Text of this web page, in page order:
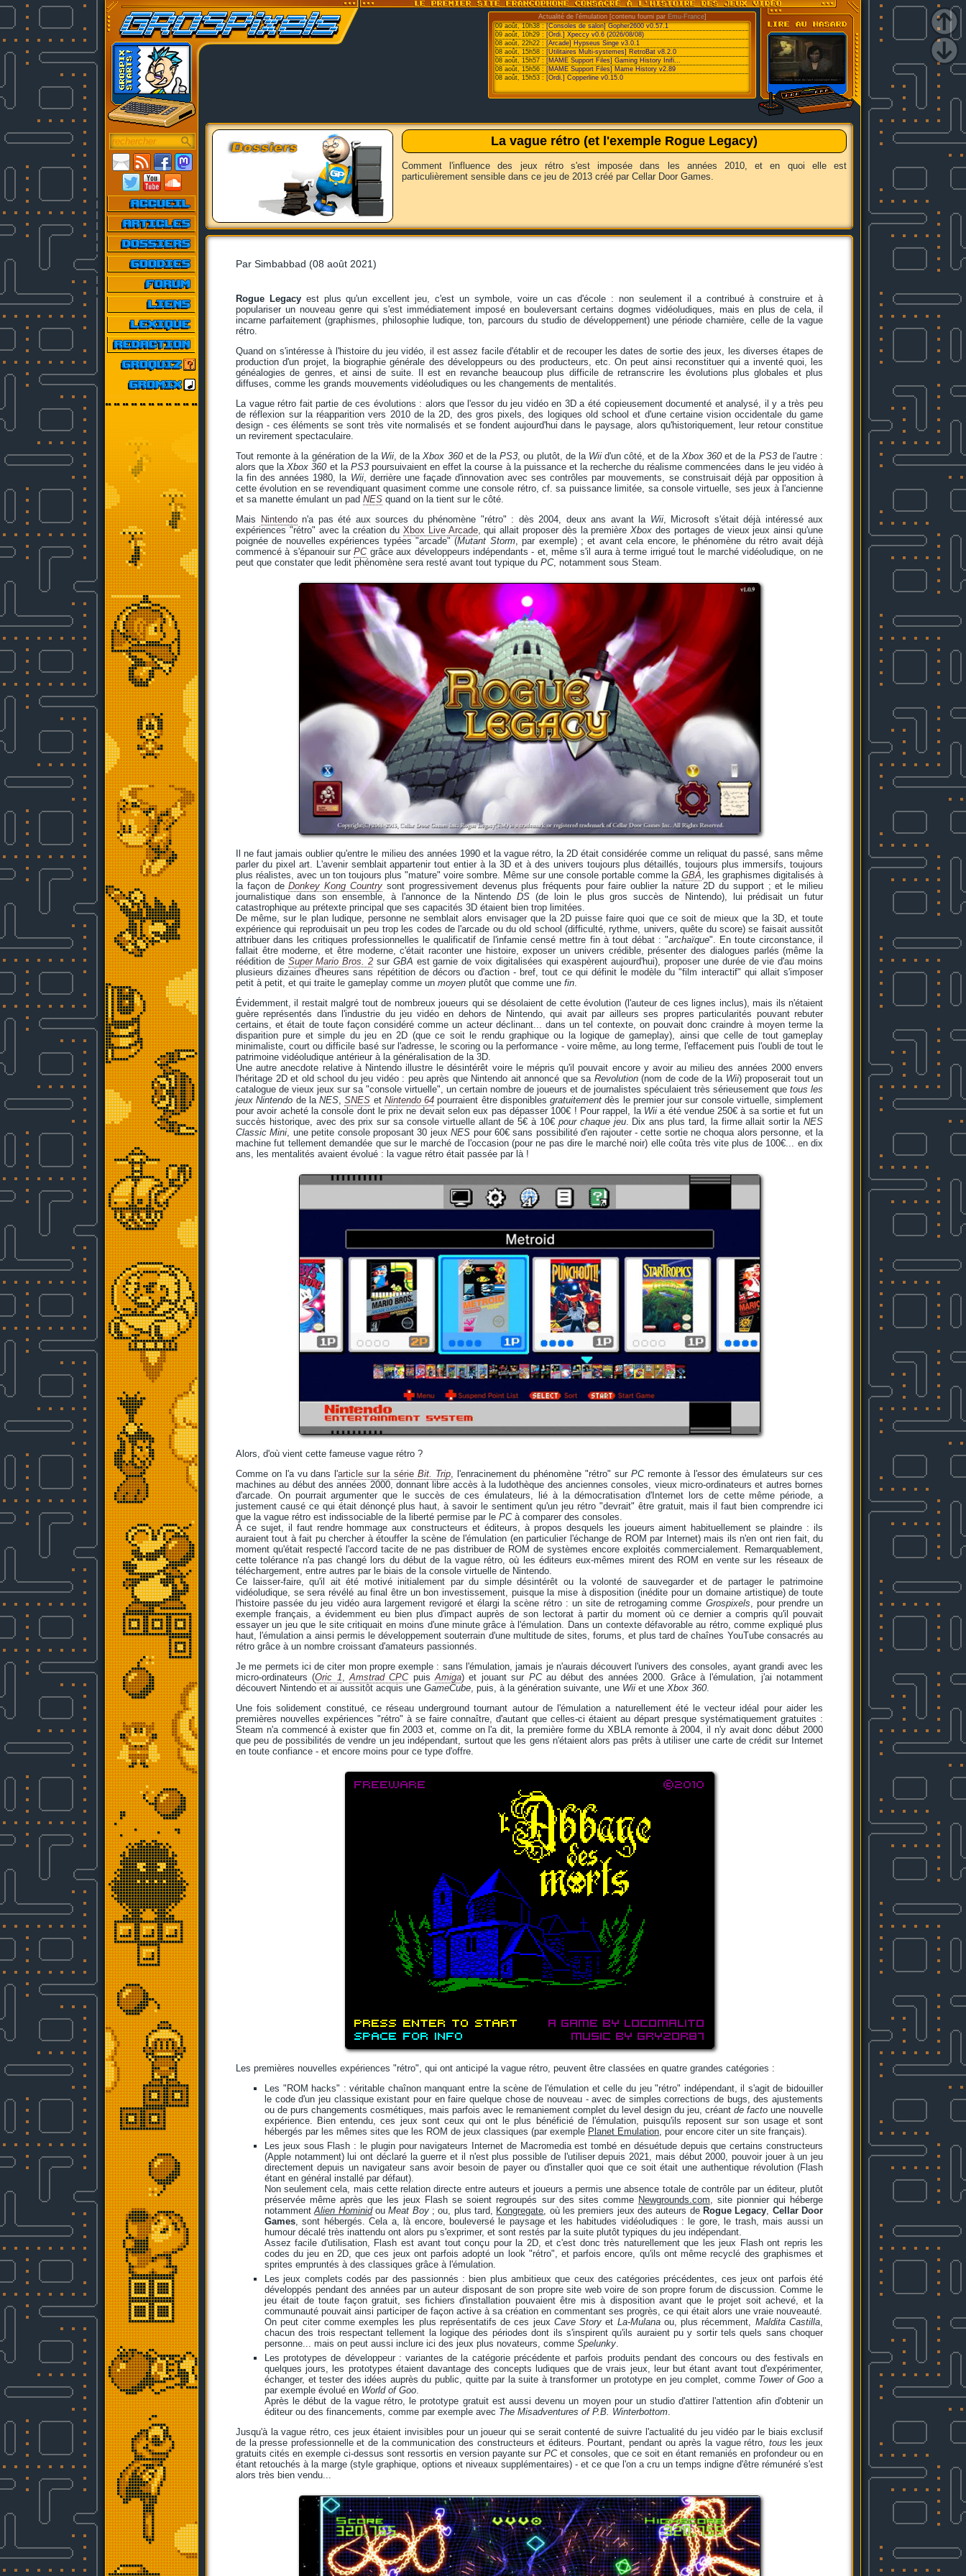
Actualité de l'émulation [contenu fourni par Emu-France]
09 août, 10h38 :[Consoles de salon] Gopher2600 v0.57.1
09 août, 10h29 : [Ordi.] Xpeccy v0.6 (2026/08/08)
08 août, 22h22 : [Arcade] Hypseus Singe v3.0.1
08 août, 15h58 : [Utilitaires Multi-systemes] RetroBat v8.2.0
08 août, 15h57 : [MAME Support Files] Gaming History Inifi...
08 août, 15h56 : [MAME Support Files] Mame History v2.89
08 août, 15h53 : [Ordi.] Copperline v0.15.0
La vague rétro (et l'exemple Rogue Legacy)
Comment l'influence des jeux rétro s'est imposée dans les années 2010, et en quoi elle est
particulièrement sensible dans ce jeu de 2013 créé par Cellar Door Games.
Par Simbabbad (08 août 2021)
Rogue Legacyest plus qu'un excellent jeu, c'est un symbole, voire un cas d'école : non seulement il a contribué à construire et à
populariser un nouveau genre qui s'est immédiatement imposé en bouleversant certains dogmes vidéoludiques, mais en plus de cela, il
incarne parfaitement (graphismes, philosophie ludique, ton, parcours du studio de développement) une période charnière, celle de la vague
rétro.
Quand on s'intéresse à l'histoire du jeu vidéo, il est assez facile d'établir et de recouper les dates de sortie des jeux, les diverses étapes de
production d'un projet, la biographie générale des développeurs ou des producteurs, etc. On peut ainsi reconstituer qui a inventé quoi, les
généalogies de genres, et ainsi de suite. Il est en revanche beaucoup plus difficile de retranscrire les évolutions plus globales et plus
diffuses, comme les grands mouvements vidéoludiques ou les changements de mentalités.
La vague rétro fait partie de ces évolutions : alors que l'essor du jeu vidéo en 3D a été copieusement documenté et analysé, il y a très peu
de réflexion sur la réapparition vers 2010 de la 2D, des gros pixels, des logiques old school et d'une certaine vision occidentale du game
design - ces éléments se sont très vite normalisés et se fondent aujourd'hui dans le paysage, alors qu'historiquement, leur retour constitue
un revirement spectaculaire.
Tout remonte à la génération de la Wii, de laXbox 360et de laPS3, ou plutôt, de la Wiid'un côté, et de laXbox 360 et de la PS3de l'autre :
alors que laXbox 360 et la PS3poursuivaient en effet la course à la puissance et la recherche du réalisme commencées dans le jeu vidéo à
la fin des années 1980, la Wii, derrière une façade d'innovation avec ses contrôles par mouvements, se construisait déjà par opposition à
cette évolution en se revendiquant quasiment comme une console rétro, cf. sa puissance limitée, sa console virtuelle, ses jeux à l'ancienne
et sa manette émulant un pad NES quand on la tient sur le côté.
Mais
Nintendon'a pas été aux sources du phénomène "rétro" : dès 2004, deux ans avant la Wii, Microsoft s'était déjà intéressé aux
expériences "rétro" avec la création du Xbox Live Arcade, qui allait proposer dès la premièreXbox des portages de vieux jeux ainsi qu'une
poignée de nouvelles expériences typées "arcade" (Mutant Storm, par exemple) ; et avant cela encore, le phénomène du rétro avait déjà
commencé à s'épanouir surPCgrâce aux développeurs indépendants - et, même s'il aura à terme irrigué tout le marché vidéoludique, on ne
peut que constater que ledit phénomène sera resté avant tout typique du PC, notamment sous Steam.
Il ne faut jamais oublier qu'entre le milieu des années 1990 et la vague rétro, la 2D était considérée comme un reliquat du passé, sans même
parler du pixel art. L'avenir semblait appartenir tout entier à la 3D et à des univers toujours plus détaillés, toujours plus immersifs, toujours
plus réalistes, avec un ton toujours plus "mature" voire sombre. Même sur une console portable comme la GBA, les graphismes digitalisés à
la façon deDonkey Kong Country sont progressivement devenus plus fréquents pour faire oublier la nature 2D du support ; et le milieu
journalistique dans son ensemble, à l'annonce de la NintendoDS (de loin le plus gros succès de Nintendo), lui prédisait un futur
catastrophique au prétexte principal que ses capacités 3D étaient bien trop limitées.
De même, sur le plan ludique, personne ne semblait alors envisager que la 2D puisse faire quoi que ce soit de mieux que la 3D, et toute
expérience qui reproduisait un peu trop les codes de l'arcade ou du old school (difficulté, rythme, univers, quête du score) se faisait aussitôt
attribuer dans les critiques professionnelles le qualificatif de l'infamie censé mettre fin à tout débat : "archaïque". En toute circonstance, il
fallait être moderne, et être moderne, c'était raconter une histoire, exposer un univers crédible, présenter des dialogues parlés (même la
réédition de Super Mario Bros. 2 sur GBA est garnie de voix digitalisées qui exaspèrent aujourd'hui), proposer une durée de vie d'au moins
plusieurs dizaines d'heures sans répétition de décors ou d'action - bref, tout ce qui définit le modèle du "film interactif" qui allait s'imposer
petit à petit, et qui traite le gameplay comme un moyen plutôt que comme une fin.
Évidemment, il restait malgré tout de nombreux joueurs qui se désolaient de cette évolution (l'auteur de ces lignes inclus), mais ils n'étaient
guère représentés dans l'industrie du jeu vidéo en dehors de Nintendo, qui avait par ailleurs ses propres particularités pouvant rebuter
certains, et était de toute façon considéré comme un acteur déclinant... dans un tel contexte, on pouvait donc craindre à moyen terme la
disparition pure et simple du jeu en 2D (que ce soit le rendu graphique ou la logique de gameplay), ainsi que celle de tout gameplay
minimaliste, court ou difficile basé sur l'adresse, le scoring ou la performance - voire même, au long terme, l'effacement puis l'oubli de tout le
patrimoine vidéoludique antérieur à la généralisation de la 3D.
Une autre anecdote relative à Nintendo illustre le désintérêt voire le mépris qu'il pouvait encore y avoir au milieu des années 2000 envers
l'héritage 2D et old school du jeu vidéo : peu après que Nintendo ait annoncé que sa Revolution(nom de code de la Wii) proposerait tout un
catalogue de vieux jeux sur sa "console virtuelle", un certain nombre de joueurs et de journalistes spéculaient très sérieusement que tous les
jeux Nintendo de la NES,SNES et Nintendo 64 pourraient être disponibles gratuitement dès le premier jour sur console virtuelle, simplement
pour avoir acheté la console dont le prix ne devait selon eux pas dépasser 100€ ! Pour rappel, la Wiia été vendue 250€ à sa sortie et fut un
succès historique, avec des prix sur sa console virtuelle allant de 5€ à 10€ pour chaque jeu. Dix ans plus tard, la firme allait sortir laNES
Classic Mini, une petite console proposant 30 jeuxNES pour 60€ sans possibilité d'en rajouter - cette sortie ne choqua alors personne, et la
machine fut tellement demandée que sur le marché de l'occasion (pour ne pas dire le marché noir) elle coûta très vite plus de 100€... en dix
ans, les mentalités avaient évolué : la vague rétro était passée par là !
Alors, d'où vient cette fameuse vague rétro ?
Comme on l'a vu dans l'article sur la série Bit. Trip, l'enracinement du phénomène "rétro" sur PCremonte à l'essor des émulateurs sur ces
machines au début des années 2000, donnant libre accès à la ludothèque des anciennes consoles, vieux micro-ordinateurs et autres bornes
d'arcade. On pourrait argumenter que le succès de ces émulateurs, lié à la démocratisation d'Internet lors de cette même période, a
justement causé ce qui était dénonçé plus haut, à savoir le sentiment qu'un jeu rétro "devrait" être gratuit, mais il faut bien comprendre ici
que la vague rétro est indissociable de la liberté permise par le PCà comparer des consoles.
À ce sujet, il faut rendre hommage aux constructeurs et éditeurs, à propos desquels les joueurs aiment habituellement se plaindre : ils
auraient tout à fait pu chercher à étouffer la scène de l'émulation (en particulier l'échange de ROM par Internet) mais ils n'en ont rien fait, du
moment qu'était respecté l'accord tacite de ne pas distribuer de ROM de systèmes encore exploités commercialement. Remarquablement,
cette tolérance n'a pas changé lors du début de la vague rétro, où les éditeurs eux-mêmes mirent des ROM en vente sur les réseaux de
téléchargement, entre autres par le biais de la console virtuelle de Nintendo.
Ce laisser-faire, qu'il ait été motivé initialement par du simple désintérêt ou la volonté de sauvegarder et de partager le patrimoine
vidéoludique, se sera révélé au final être un bon investissement, puisque la mise à disposition (inédite pour un domaine artistique) de toute
l'histoire passée du jeu vidéo aura largement revigoré et élargi la scène rétro : un site de retrogaming comme Grospixels, pour prendre un
exemple français, a évidemment eu bien plus d'impact auprès de son lectorat à partir du moment où ce dernier a compris qu'il pouvait
essayer un jeu que le site critiquait en moins d'une minute grâce à l'émulation. Dans un contexte défavorable au rétro, comme expliqué plus
haut, l'émulation a ainsi permis le développement souterrain d'une multitude de sites, forums, et plus tard de chaînes YouTube consacrés au
rétro grâce à un nombre croissant d'amateurs passionnés.
Je me permets ici de citer mon propre exemple : sans l'émulation, jamais je n'aurais découvert l'univers des consoles, ayant grandi avec les
micro-ordinateurs (Oric 1,Amstrad CPCpuisAmiga) et jouant sur PCau début des années 2000. Grâce à l'émulation, j'ai notamment
découvert Nintendo et ai aussitôt acquis une GameCube, puis, à la génération suivante, une Wii et une Xbox 360.
Une fois solidement constitué, ce réseau underground tournant autour de l'émulation a naturellement été le vecteur idéal pour aider les
premières nouvelles expériences "rétro" à se faire connaître, d'autant que celles-ci étaient au départ presque systématiquement gratuites :
Steam n'a commencé à exister que fin 2003 et, comme on l'a dit, la première forme du XBLA remonte à 2004, il n'y avait donc début 2000
que peu de possibilités de vendre un jeu indépendant, surtout que les gens n'étaient alors pas prêts à utiliser une carte de crédit sur Internet
en toute confiance - et encore moins pour ce type d'offre.
Les premières nouvelles expériences "rétro", qui ont anticipé la vague rétro, peuvent être classées en quatre grandes catégories :
Les "ROM hacks" : véritable chaînon manquant entre la scène de l'émulation et celle du jeu "rétro" indépendant, il s'agit de bidouiller
le code d'un jeu classique existant pour en faire quelque chose de nouveau - avec de simples corrections de bugs, des ajustements
ou de purs changements cosmétiques, mais parfois avec le remaniement complet du level design du jeu, créant de facto une nouvelle
expérience. Bien entendu, ces jeux sont ceux qui ont le plus bénéficié de l'émulation, puisqu'ils reposent sur son usage et sont
hébergés par les mêmes sites que les ROM de jeux classiques (par exemple Planet Emulation, pour encore citer un site français).
Les jeux sous Flash : le plugin pour navigateurs Internet de Macromedia est tombé en désuétude depuis que certains constructeurs
(Apple notamment) lui ont déclaré la guerre et il n'est plus possible de l'utiliser depuis 2021, mais début 2000, pouvoir jouer à un jeu
directement depuis un navigateur sans avoir besoin de payer ou d'installer quoi que ce soit était une authentique révolution (Flash
étant en général installé par défaut).
Non seulement cela, mais cette relation directe entre auteurs et joueurs a permis une absence totale de contrôle par un éditeur, plutôt
préservée même après que les jeux Flash se soient regroupés sur des sites comme Newgrounds.com, site pionnier qui héberge
notammentAlien HominidouMeat Boy; ou, plus tard, Kongregate, où les premiers jeux des auteurs de Rogue Legacy, Cellar Door
Games, sont hébergés. Cela a, là encore, bouleversé le paysage et les habitudes vidéoludiques : le gore, le trash, mais aussi un
humour décalé très inattendu ont alors pu s'exprimer, et sont restés par la suite plutôt typiques du jeu indépendant.
Assez facile d'utilisation, Flash est avant tout conçu pour la 2D, et c'est donc très naturellement que les jeux Flash ont repris les
codes du jeu en 2D, que ces jeux ont parfois adopté un look "rétro", et parfois encore, qu'ils ont même recyclé des graphismes et
sprites empruntés à des classiques grâce à l'émulation.
Les jeux complets codés par des passionnés : bien plus ambitieux que ceux des catégories précédentes, ces jeux ont parfois été
développés pendant des années par un auteur disposant de son propre site web voire de son propre forum de discussion. Comme le
jeu était de toute façon gratuit, ses fichiers d'installation pouvaient être mis à disposition avant que le projet soit achevé, et la
communauté pouvait ainsi participer de façon active à sa création en commentant ses progrès, ce qui était alors une vraie nouveauté.
On peut citer comme exemples les plus représentatifs de ces jeux Cave Story et La-Mulanaou, plus récemment, Maldita Castilla,
chacun des trois respectant tellement la logique des périodes dont ils s'inspirent qu'ils auraient pu y sortir tels quels sans choquer
personne... mais on peut aussi inclure ici des jeux plus novateurs, comme Spelunky.
Les prototypes de développeur : variantes de la catégorie précédente et parfois produits pendant des concours ou des festivals en
quelques jours, les prototypes étaient davantage des concepts ludiques que de vrais jeux, leur but étant avant tout d'expérimenter,
échanger, et tester des idées auprès du public, quitte par la suite à transformer un prototype en jeu complet, comme Tower of Goo a
par exemple évolué en World of Goo.
Après le début de la vague rétro, le prototype gratuit est aussi devenu un moyen pour un studio d'attirer l'attention afin d'obtenir un
éditeur ou des financements, comme par exemple avec The Misadventures of P.B. Winterbottom.
Jusqu'à la vague rétro, ces jeux étaient invisibles pour un joueur qui se serait contenté de suivre l'actualité du jeu vidéo par le biais exclusif
de la presse professionnelle et de la communication des constructeurs et éditeurs. Pourtant, pendant ou après la vague rétro, tous les jeux
gratuits cités en exemple ci-dessus sont ressortis en version payante sur PCet consoles, que ce soit en étant remaniés en profondeur ou en
étant retouchés à la marge (style graphique, options et niveaux supplémentaires) - et ce que l'on a cru un temps indigne d'être rémunéré s'est
alors très bien vendu...